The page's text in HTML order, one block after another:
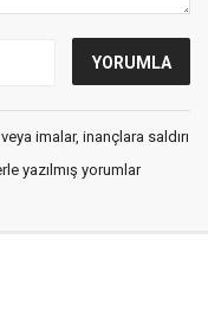
imalar, inançlara saldırı
yazılmış yorumlar